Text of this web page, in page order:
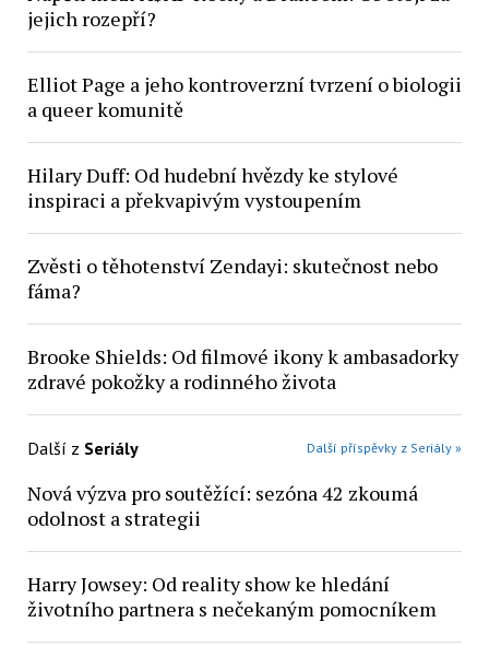
jejich rozepří?
Elliot Page a jeho kontroverzní tvrzení o biologii
a queer komunitě
Hilary Duff: Od hudební hvězdy ke stylové
inspiraci a překvapivým vystoupením
Zvěsti o těhotenství Zendayi: skutečnost nebo
fáma?
Brooke Shields: Od filmové ikony k ambasadorky
zdravé pokožky a rodinného života
Další z Seriály Další příspěvky z Seriály »
Nová výzva pro soutěžící: sezóna 42 zkoumá
odolnost a strategii
Harry Jowsey: Od reality show ke hledání
životního partnera s nečekaným pomocníkem